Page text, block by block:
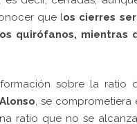
que los cierres
quirófanos,
sobre la ratio
, se comprometiera
ratio que no se